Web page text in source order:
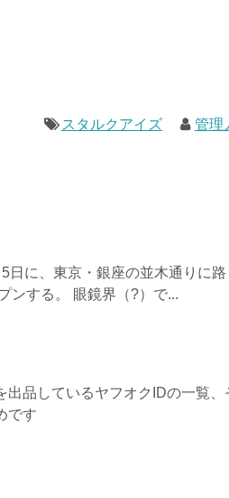
スタルクアイズ 管理
に、東京・銀座の並木通りに路
ンする。 眼鏡界（?）で...
出品しているヤフオクIDの一覧、
です